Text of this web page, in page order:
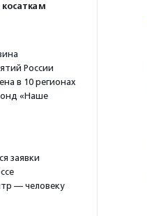
России
в 10 регионах
«Наше
заявки
— человеку